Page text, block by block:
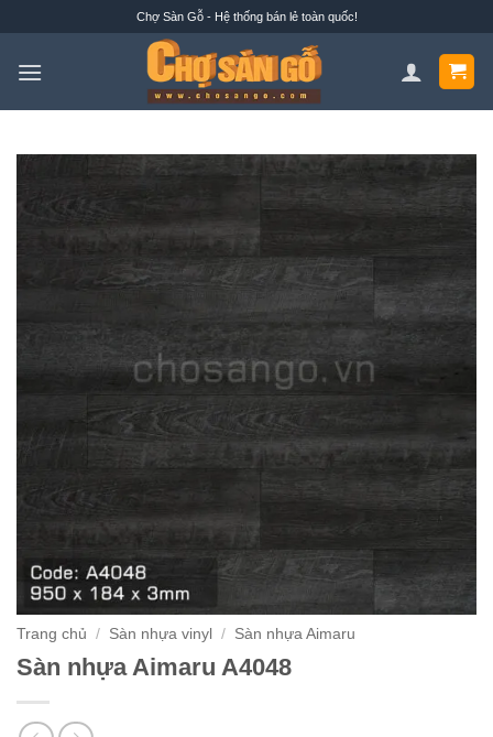
nội
Chợ Sàn Gỗ - Hệ thống bán lẻ toàn quốc!
Trang chủ / Sàn nhựa vinyl / Sàn nhựa Aimaru
Sàn nhựa Aimaru A4048